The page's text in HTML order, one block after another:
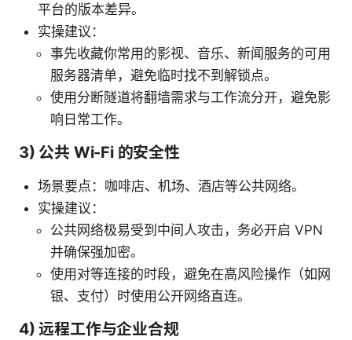
平台的版本差异。
实操建议：
事先收藏你常用的影视、音乐、新闻服务的可用
服务器清单，避免临时找不到解锁点。
使用分断隧道将翻墙需求与工作流分开，避免影
响日常工作。
3) 公共 Wi-Fi 的安全性
场景要点：咖啡店、机场、酒店等公共网络。
实操建议：
公共网络极易受到中间人攻击，务必开启 VPN
并确保强加密。
使用对等连接的时段，避免在高风险操作（如网
银、支付）时使用公开网络直连。
4) 远程工作与企业合规